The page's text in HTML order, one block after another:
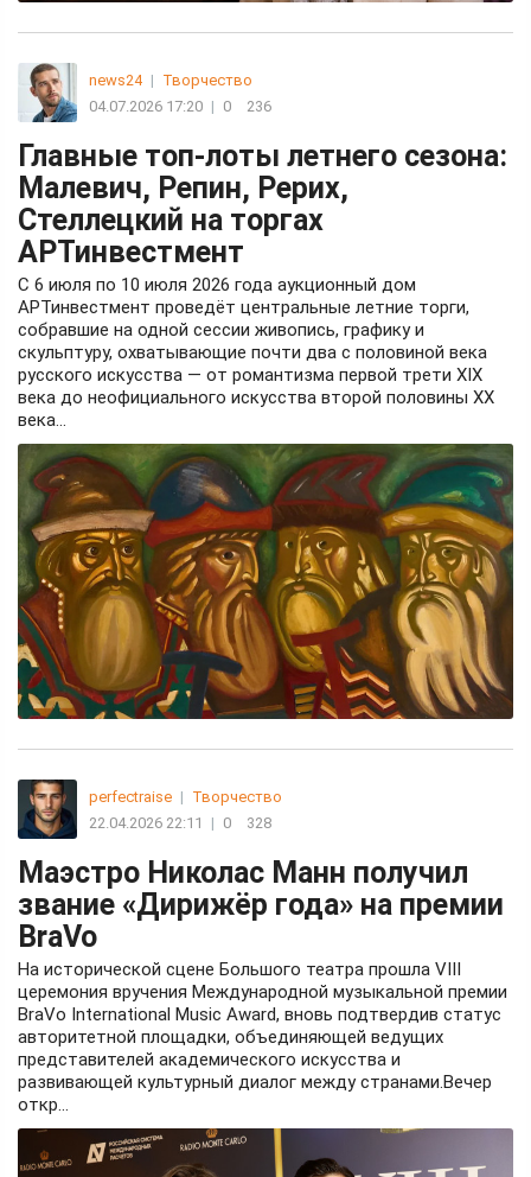
news24 | Творчество
04.07.2026 17:20 | 0 236
Главные топ-лоты летнего сезона:
Малевич, Репин, Рерих,
Стеллецкий на торгах
АРТинвестмент
С 6 июля по 10 июля 2026 года аукционный дом
АРТинвестмент проведёт центральные летние торги,
собравшие на одной сессии живопись, графику и
скульптуру, охватывающие почти два с половиной века
русского искусства — от романтизма первой трети XIX
века до неофициального искусства второй половины ХХ
века...
perfectraise | Творчество
22.04.2026 22:11
| 0 328
Маэстро Николас Манн получил
звание «Дирижёр года» на премии
BraVo
На исторической сцене Большого театра прошла VIII
церемония вручения Международной музыкальной премии
BraVo International Music Award, вновь подтвердив статус
авторитетной площадки, объединяющей ведущих
представителей академического искусства и
развивающей культурный диалог между странами.Вечер
откр...